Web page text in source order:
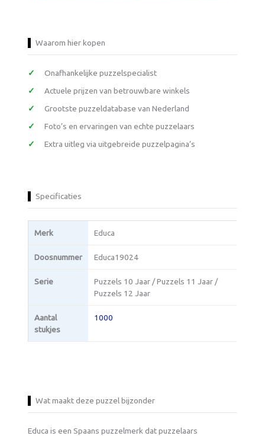
Waarom hier kopen
Onafhankelijke puzzelspecialist
Actuele prijzen van betrouwbare winkels
Grootste puzzeldatabase van Nederland
Foto’s en ervaringen van echte puzzelaars
Extra uitleg via uitgebreide puzzelpagina’s
Specificaties
Merk Educa
Doosnummer Educa19024
Serie
Puzzels 10 Jaar / Puzzels 11 Jaar /
Puzzels 12 Jaar
Aantal
stukjes
1000
Wat maakt deze puzzel bijzonder
Educa is een Spaans puzzelmerk dat puzzelaars